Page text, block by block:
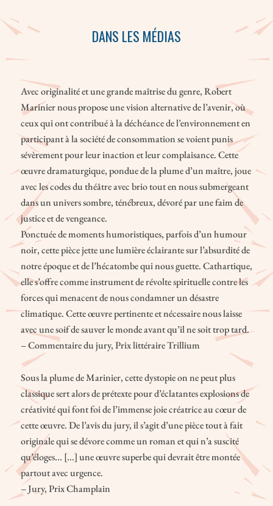
DANS LES MÉDIAS
Avec originalité et une grande maîtrise du genre, Robert
Marinier nous propose une vision alternative de l’avenir, où
ceux qui ont contribué à la déchéance de l’environnement en
participant à la société de consommation se voient punis
sévèrement pour leur inaction et leur complaisance. Cette
œuvre dramaturgique, pondue de la plume d’un maître, joue
avec les codes du théâtre avec brio tout en nous submergeant
dans un univers sombre, ténébreux, dévoré par une faim de
justice et de vengeance.
Ponctuée de moments humoristiques, parfois d’un humour
noir, cette pièce jette une lumière éclairante sur l’absurdité de
notre époque et de l’hécatombe qui nous guette. Cathartique,
elle s’offre comme instrument de révolte spirituelle contre les
forces qui menacent de nous condamner un désastre
climatique. Cette œuvre pertinente et nécessaire nous laisse
avec une soif de sauver le monde avant qu’il ne soit trop tard.
– Commentaire du jury, Prix littéraire Trillium
Sous la plume de Marinier, cette dystopie on ne peut plus
classique sert alors de prétexte pour d’éclatantes explosions de
créativité qui font foi de l’immense joie créatrice au cœur de
cette œuvre. De l’avis du jury, il s’agit d’une pièce tout à fait
originale qui se dévore comme un roman et qui n’a suscité
qu’éloges... [...] une œuvre superbe qui devrait être montée
partout avec urgence.
– Jury, Prix Champlain